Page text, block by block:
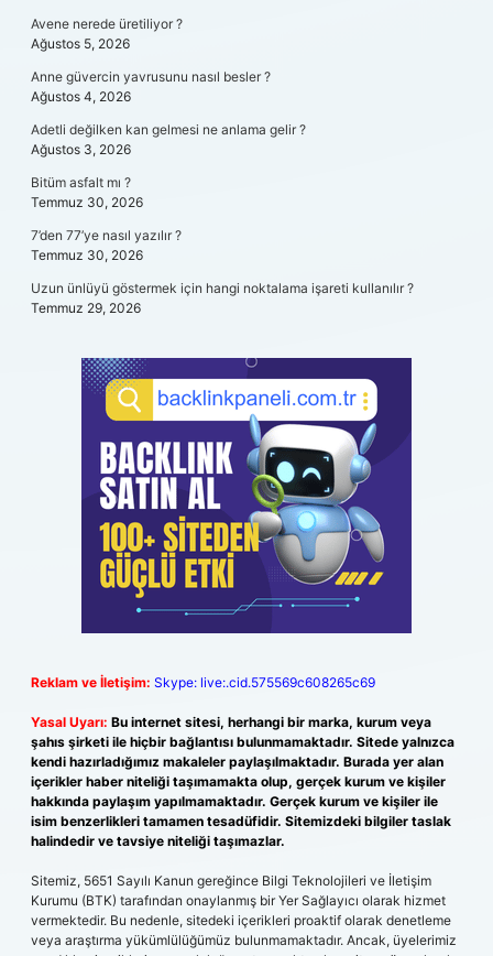
Avene nerede üretiliyor ?
Ağustos 5, 2026
Anne güvercin yavrusunu nasıl besler ?
Ağustos 4, 2026
Adetli değilken kan gelmesi ne anlama gelir ?
Ağustos 3, 2026
Bitüm asfalt mı ?
Temmuz 30, 2026
7’den 77’ye nasıl yazılır ?
Temmuz 30, 2026
Uzun ünlüyü göstermek için hangi noktalama işareti kullanılır ?
Temmuz 29, 2026
Reklam ve İletişim: Skype: live:.cid.575569c608265c69
Yasal Uyarı: Bu internet sitesi, herhangi bir marka, kurum veya
şahıs şirketi ile hiçbir bağlantısı bulunmamaktadır. Sitede yalnızca
kendi hazırladığımız makaleler paylaşılmaktadır. Burada yer alan
içerikler haber niteliği taşımamakta olup, gerçek kurum ve kişiler
hakkında paylaşım yapılmamaktadır. Gerçek kurum ve kişiler ile
isim benzerlikleri tamamen tesadüfidir. Sitemizdeki bilgiler taslak
halindedir ve tavsiye niteliği taşımazlar.
Sitemiz, 5651 Sayılı Kanun gereğince Bilgi Teknolojileri ve İletişim
Kurumu (BTK) tarafından onaylanmış bir Yer Sağlayıcı olarak hizmet
vermektedir. Bu nedenle, sitedeki içerikleri proaktif olarak denetleme
veya araştırma yükümlülüğümüz bulunmamaktadır. Ancak, üyelerimiz